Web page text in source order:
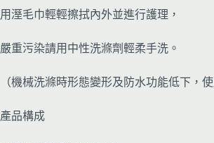
用溼毛巾輕輕擦拭內外並進行護理，
嚴重污染請用中性洗滌劑輕柔手洗。
（機械洗滌時形態變形及防水功能低下，
產品構成